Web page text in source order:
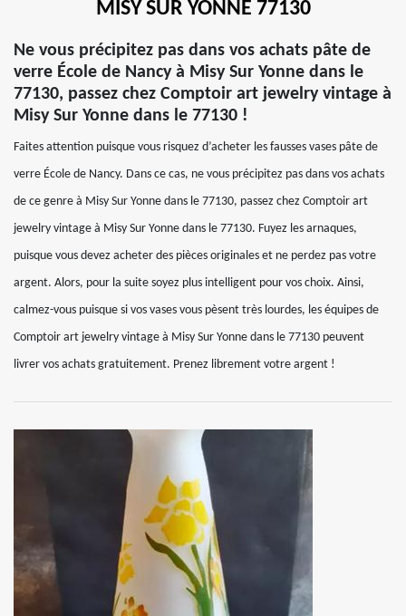
MISY SUR YONNE 77130
Ne vous précipitez pas dans vos achats pâte de
verre École de Nancy à Misy Sur Yonne dans le
77130, passez chez Comptoir art jewelry vintage à
Misy Sur Yonne dans le 77130 !
Faites attention puisque vous risquez d’acheter les fausses vases pâte de
verre École de Nancy. Dans ce cas, ne vous précipitez pas dans vos achats
de ce genre à Misy Sur Yonne dans le 77130, passez chez Comptoir art
jewelry vintage à Misy Sur Yonne dans le 77130. Fuyez les arnaques,
puisque vous devez acheter des pièces originales et ne perdez pas votre
argent. Alors, pour la suite soyez plus intelligent pour vos choix. Ainsi,
calmez-vous puisque si vos vases vous pèsent très lourdes, les équipes de
Comptoir art jewelry vintage à Misy Sur Yonne dans le 77130 peuvent
livrer vos achats gratuitement. Prenez librement votre argent !